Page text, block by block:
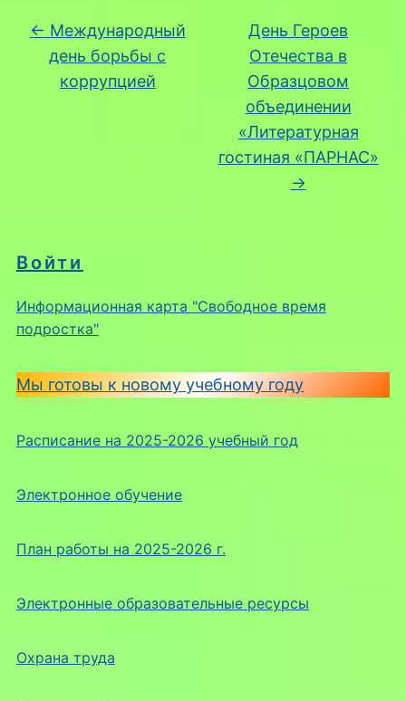
Войти
Информационная карта "Свободное время
подростка"
Мы готовы к новому учебному году
Расписание на 2025-2026 учебный год
Электронное обучение
План работы на 2025-2026 г.
Электронные образовательные ресурсы
Охрана труда
← Международный
день борьбы с
коррупцией
День Героев
Отечества в
Образцовом
объединении
«Литературная
гостиная «ПАРНАС»
→